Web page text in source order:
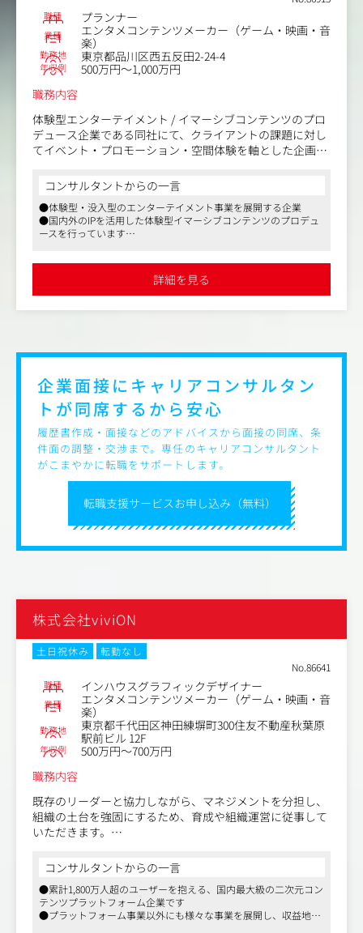
職種 プランナー
業種
エンタメコンテンツメーカー（ゲーム・映画・音
楽）
勤務地 東京都品川区西五反田2-24-4
年収例
500万円～1,000万円
職務内容
体験型エンターテイメント / イマーシブコンテンツのプロ
デュース企業である同社にて、クライアントの課題に対し
てイベント・プロモーション・空間体験を軸とした企画立
広告代理店やクライアントと直接向き合い、コミュニケー
ション戦略の上流から関わりながら、リアルな「体験」を
起点とした提案を担っていただきます。
〈具体的な業務内容〉
出・企画立案・提案資料作成
●イベント、展示会、プロモーション施策、空間体験など
●コンペ対応、プレゼンテーションの実施
コンサルタントからの一言
●体験型・没入型のエンターテイメント事業を展開する企業
●国内外のIPを活用した体験型イマーシブコンテンツのプロデュ
ースを行っています
詳細を見る
転職支援サービスお申し込み（無料）
企業面接にキャリアコンサルタン
トが同席するから安心
履歴書作成・面接などのアドバイスから面接の同席、条
件面の調整・交渉まで。専任のキャリアコンサルタント
がこまやかに転職をサポートします。
株式会社viviON
土日祝休み
転勤なし
No.86641
職種 インハウスグラフィックデザイナー
業種
エンタメコンテンツメーカー（ゲーム・映画・音
楽）
勤務地
東京都千代田区神田練塀町300住友不動産秋葉原
駅前ビル 12F
年収例
500万円～700万円
職務内容
既存のリーダーと協力しながら、マネジメントを分担し、
組織の土台を強固にするため、育成や組織運営に従事して
いただきます。
【業務内容】
・チームビルディングおよびメンバーの育成、評価、目標
設定（OKR）、1on1ミーティングの実施
・案件のアサイン調整（スキル・スケジュールを考慮した
配分）
コンサルタントからの一言
●累計1,800万人超のユーザーを抱える、国内最大級の二次元コン
テンツプラットフォーム企業です
●プラットフォーム事業以外にも様々な事業を展開し、収益地盤